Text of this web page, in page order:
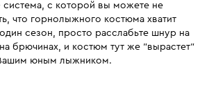
система, с которой вы можете не
что горнолыжного костюма хватит
сезон, просто расслабьте шнур на
брючинах, и костюм тут же "вырастет"
юным лыжником.